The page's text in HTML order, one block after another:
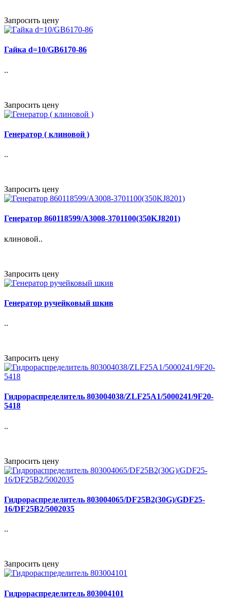
Запросить цену
Гайка d=10/GB6170-86
..
Запросить цену
Генератор ( клиновой )
..
Запросить цену
Генератор 860118599/A3008-3701100(350KJ8201)
клиновой..
Запросить цену
Генератор ручейковый шкив
..
Запросить цену
Гидрораспределитель 803004038/ZLF25A1/5000241/9F20-
5418
..
Запросить цену
Гидрораспределитель 803004065/DF25B2(30G)/GDF25-
16/DF25B2/5002035
..
Запросить цену
Гидрораспределитель 803004101